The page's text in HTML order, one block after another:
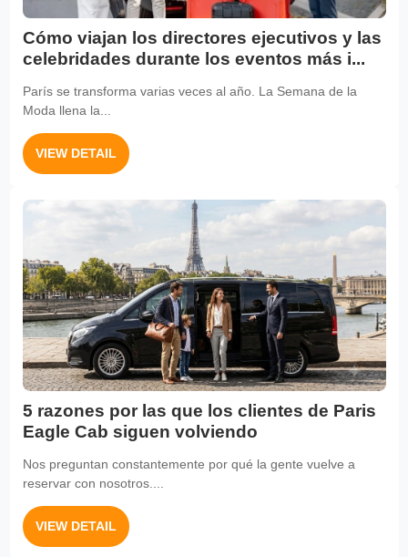
Cómo viajan los directores ejecutivos y las
celebridades durante los eventos más i...
París se transforma varias veces al año. La Semana de la
Moda llena la...
VIEW DETAIL
5 razones por las que los clientes de Paris
Eagle Cab siguen volviendo
Nos preguntan constantemente por qué la gente vuelve a
reservar con nosotros....
VIEW DETAIL